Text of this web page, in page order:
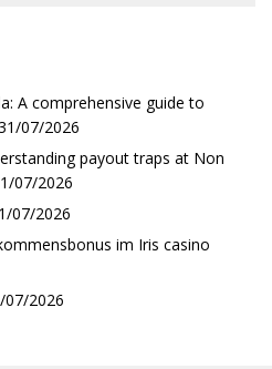
A comprehensive guide to
07/2026
payout traps at Non
07/2026
07/2026
im Iris casino
07/2026